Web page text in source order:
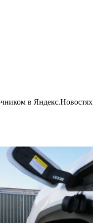
в Яндекс.Новостях